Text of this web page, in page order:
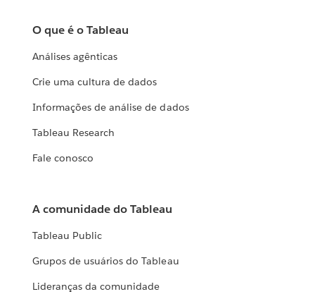
O que é o Tableau
Análises agênticas
Crie uma cultura de dados
Informações de análise de dados
Tableau Research
Fale conosco
A comunidade do Tableau
Tableau Public
Grupos de usuários do Tableau
Lideranças da comunidade